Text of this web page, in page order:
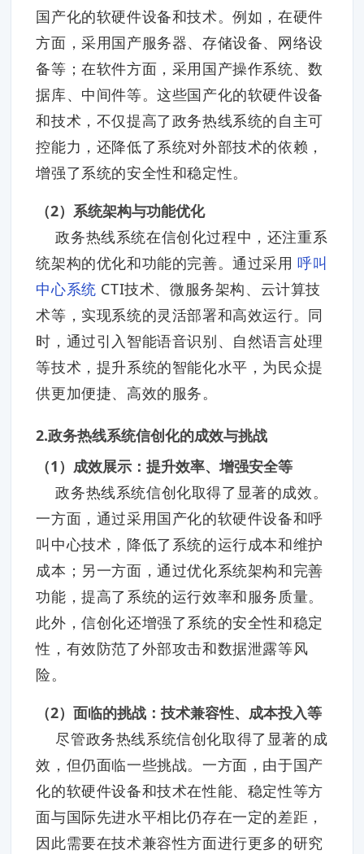
国产化的软硬件设备和技术。例如，在硬件
方面，采用国产服务器、存储设备、网络设
备等；在软件方面，采用国产操作系统、数
据库、中间件等。这些国产化的软硬件设备
和技术，不仅提高了政务热线系统的自主可
控能力，还降低了系统对外部技术的依赖，
增强了系统的安全性和稳定性。
（2）系统架构与功能优化
政务热线系统在信创化过程中，还注重系
统架构的优化和功能的完善。通过采用呼叫
中心系统 CTI技术、微服务架构、云计算技
术等，实现系统的灵活部署和高效运行。同
时，通过引入智能语音识别、自然语言处理
等技术，提升系统的智能化水平，为民众提
供更加便捷、高效的服务。
2.政务热线系统信创化的成效与挑战
（1）成效展示：提升效率、增强安全等
政务热线系统信创化取得了显著的成效。
一方面，通过采用国产化的软硬件设备和呼
叫中心技术，降低了系统的运行成本和维护
成本；另一方面，通过优化系统架构和完善
功能，提高了系统的运行效率和服务质量。
此外，信创化还增强了系统的安全性和稳定
性，有效防范了外部攻击和数据泄露等风
险。
（2）面临的挑战：技术兼容性、成本投入等
尽管政务热线系统信创化取得了显著的成
效，但仍面临一些挑战。一方面，由于国产
化的软硬件设备和技术在性能、稳定性等方
面与国际先进水平相比仍存在一定的差距，
因此需要在技术兼容性方面进行更多的研究